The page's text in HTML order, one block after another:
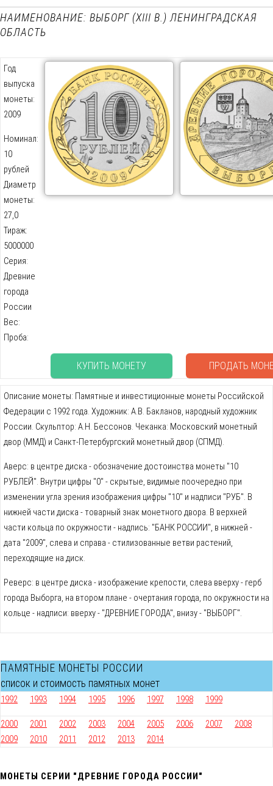
НАИМЕНОВАНИЕ: ВЫБОРГ (XIII В.) ЛЕНИНГРАДСКАЯ
ОБЛАСТЬ
Год
выпуска
монеты:
2009
Номинал:
10
рублей
Диаметр
монеты:
27,0
Тираж:
5000000
Серия:
Древние
города
России
Вес:
Проба:
КУПИТЬ МОНЕТУ ПРОДАТЬ
Описание монеты: Памятные и инвестиционные монеты Российской
Федерации с 1992 года. Художник: А.В. Бакланов, народный художник
России. Скульптор: А.Н. Бессонов. Чеканка: Московский монетный
двор (ММД) и Санкт-Петербургский монетный двор (СПМД).
Аверс: в центре диска - обозначение достоинства монеты "10
РУБЛЕЙ". Внутри цифры "0" - скрытые, видимые поочередно при
изменении угла зрения изображения цифры "10" и надписи "РУБ". В
нижней части диска - товарный знак монетного двора. В верхней
части кольца по окружности - надпись: "БАНК РОССИИ", в нижней -
дата "2009", слева и справа - стилизованные ветви растений,
переходящие на диск.
Реверс: в центре диска - изображение крепости, слева вверху - герб
города Выборга, на втором плане - очертания города, по окружности на
кольце - надписи: вверху - "ДРЕВНИЕ ГОРОДА", внизу - "ВЫБОРГ".
ПАМЯТНЫЕ МОНЕТЫ РОССИИ
список и стоимость памятных монет
1992 1993 1994 1995 1996 1997 1998 1999
2000 2001 2002 2003 2004 2005 2006 2007
2008
2009
2010 2011 2012 2013 2014
МОНЕТЫ СЕРИИ "ДРЕВНИЕ ГОРОДА РОССИИ"